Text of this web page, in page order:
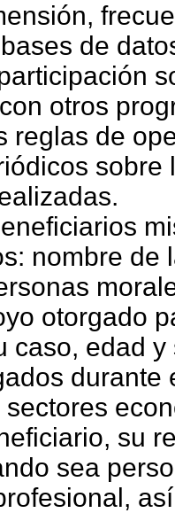
de
otros
reglas de
nombre de
otorgado
caso, edad
su
sea